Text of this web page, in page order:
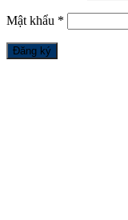
Mật khẩu *
Đăng ký